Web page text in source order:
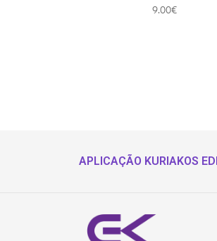
9.00€
APLICAÇÃO KURIAKOS